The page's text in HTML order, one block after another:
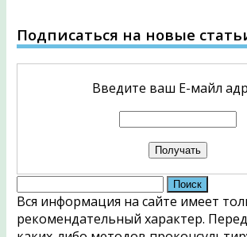
Подписаться на новые
Введите ваш Е-майл
Найти:
Вся информация на сайте имеет
рекомендательный характер.